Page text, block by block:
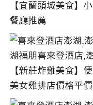
【宜蘭頭城美食】
餐廳推薦
【新莊炸雞美食】
美女雞排店價格平價